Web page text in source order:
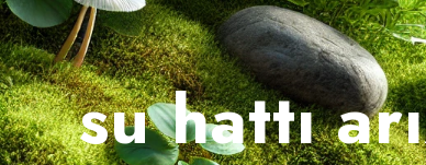
su hattı